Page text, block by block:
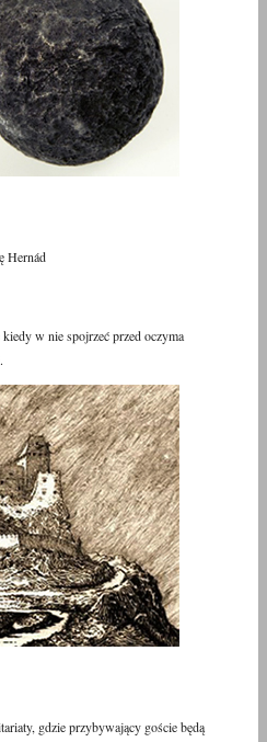
Hernád
w nie spojrzeć przed oczyma
gdzie przybywający goście będą